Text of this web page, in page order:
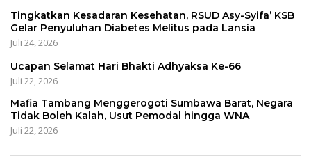
Tingkatkan Kesadaran Kesehatan, RSUD Asy-Syifa’ KSB
Gelar Penyuluhan Diabetes Melitus pada Lansia
Juli 24, 2026
Ucapan Selamat Hari Bhakti Adhyaksa Ke-66
Juli 22, 2026
Mafia Tambang Menggerogoti Sumbawa Barat, Negara
Tidak Boleh Kalah, Usut Pemodal hingga WNA
Juli 22, 2026